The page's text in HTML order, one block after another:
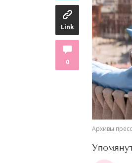
Link
0
Архивы